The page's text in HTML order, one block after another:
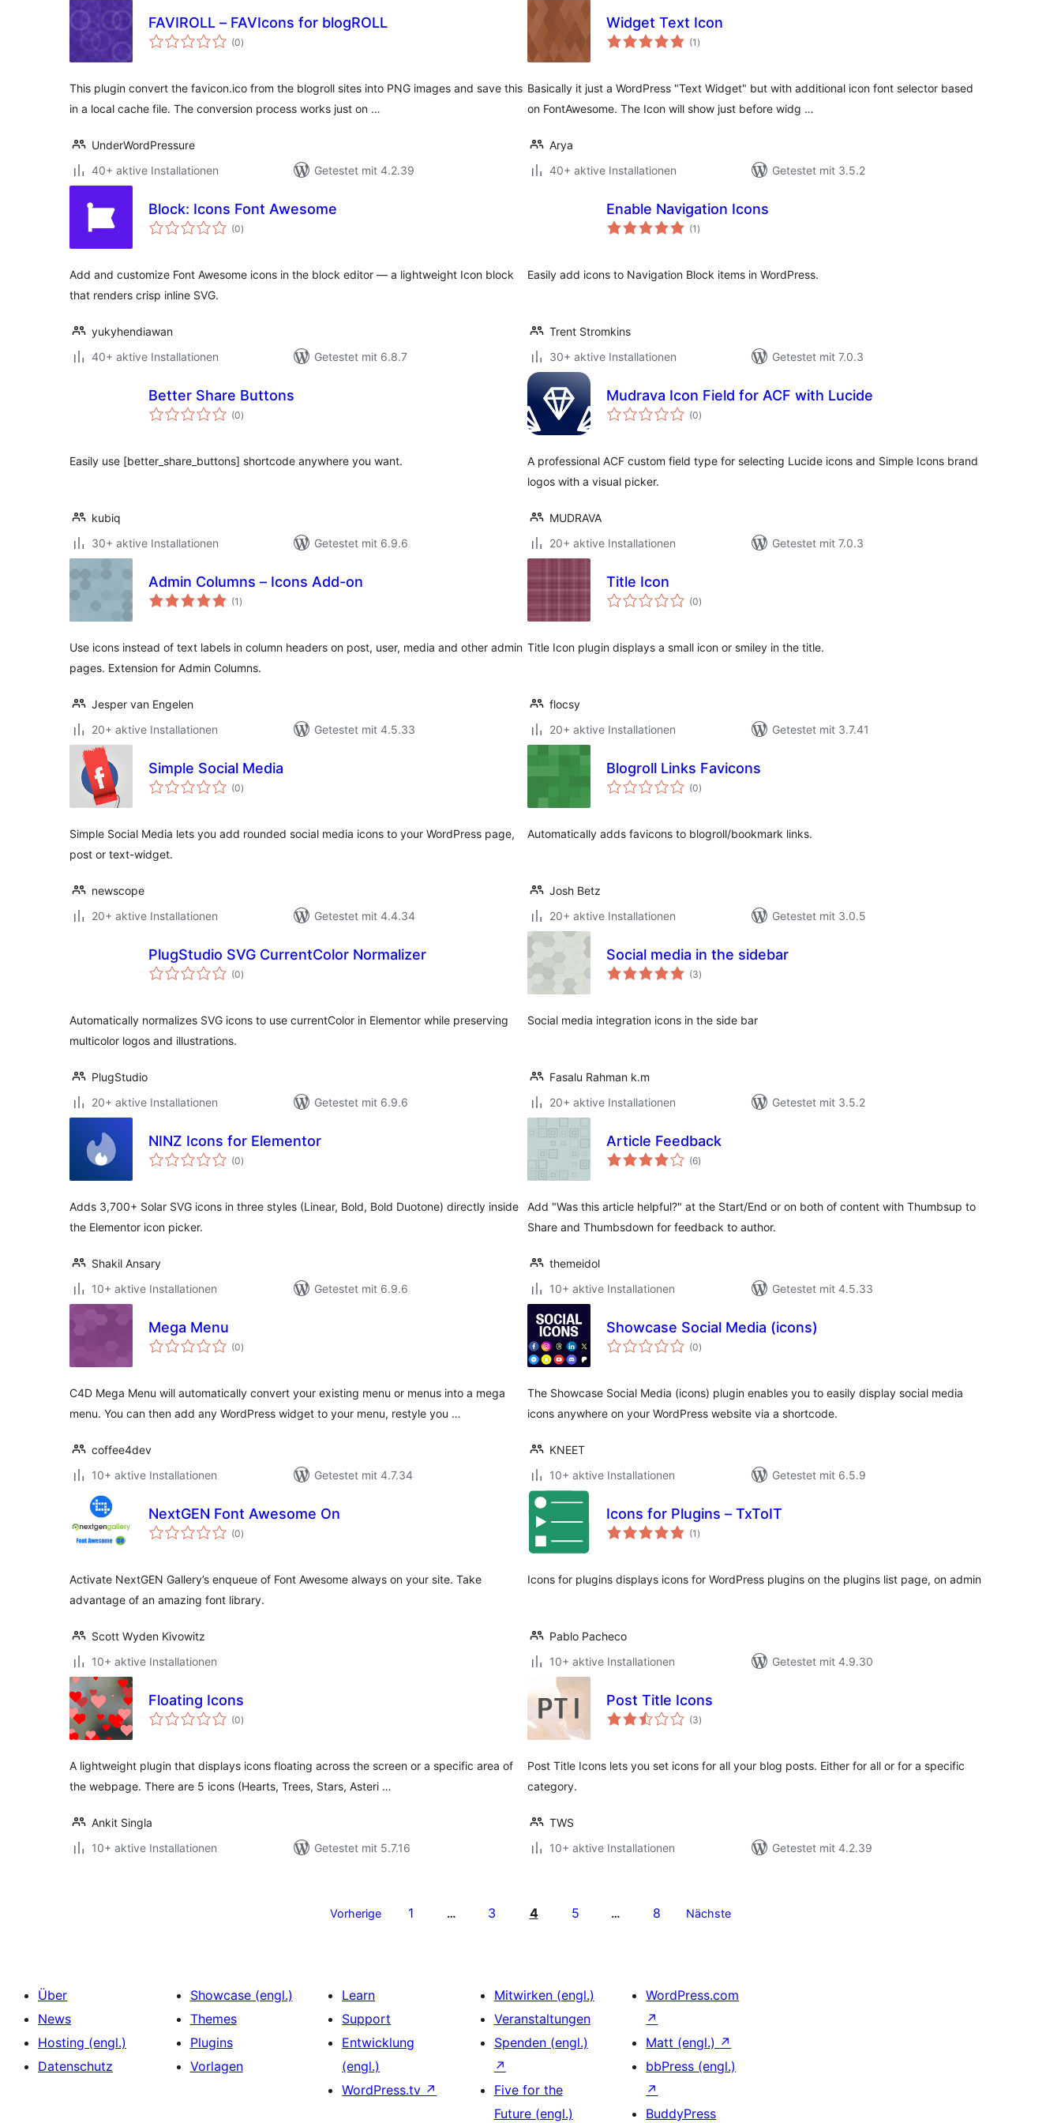
FAVIROLL – FAVIcons for blogROLL
(0Bewertungen
insgesamt
)
This plugin convert the favicon.ico from the blogroll sites into PNG images and save this
in a local cache file. The conversion process works just on …
UnderWordPressure
40+ aktive Installationen
Getestet mit 4.2.39
Widget Text Icon
(1 Bewertungen
insgesamt
)
Basically it just a WordPress "Text Widget" but with additional icon font selector based
on FontAwesome. The Icon will show just before widg …
Arya
40+ aktive Installationen
Getestet mit 3.5.2
Block: Icons Font Awesome
(0Bewertungen
insgesamt
)
Add and customize Font Awesome icons in the block editor — a lightweight Icon block
that renders crisp inline SVG.
yukyhendiawan
40+ aktive Installationen
Getestet mit 6.8.7
Enable Navigation Icons
(1 Bewertungen
insgesamt
)
Easily add icons to Navigation Block items in WordPress.
Trent Stromkins
30+ aktive Installationen
Getestet mit 7.0.3
Better Share Buttons
(0Bewertungen
insgesamt
)
Easily use [better_share_buttons] shortcode anywhere you want.
kubiq
30+ aktive Installationen
Getestet mit 6.9.6
Mudrava Icon Field for ACF with Lucide
(0Bewertungen
insgesamt
)
A professional ACF custom field type for selecting Lucide icons and Simple Icons brand
logos with a visual picker.
MUDRAVA
20+ aktive Installationen
Getestet mit 7.0.3
Admin Columns – Icons Add-on
(1 Bewertungen
insgesamt
)
Use icons instead of text labels in column headers on post, user, media and other admin
pages. Extension for Admin Columns.
Jesper van Engelen
20+ aktive Installationen
Getestet mit 4.5.33
Title Icon
(0Bewertungen
insgesamt
)
Title Icon plugin displays a small icon or smiley in the title.
flocsy
20+ aktive Installationen
Getestet mit 3.7.41
Simple Social Media
(0Bewertungen
insgesamt
)
Simple Social Media lets you add rounded social media icons to your WordPress page,
post or text-widget.
newscope
20+ aktive Installationen
Getestet mit 4.4.34
Blogroll Links Favicons
(0Bewertungen
insgesamt
)
Automatically adds favicons to blogroll/bookmark links.
Josh Betz
20+ aktive Installationen
Getestet mit 3.0.5
PlugStudio SVG CurrentColor Normalizer
(0Bewertungen
insgesamt
)
Automatically normalizes SVG icons to use currentColor in Elementor while preserving
multicolor logos and illustrations.
PlugStudio
20+ aktive Installationen
Getestet mit 6.9.6
Social media in the sidebar
(3Bewertungen
insgesamt
)
Social media integration icons in the side bar
Fasalu Rahman k.m
20+ aktive Installationen
Getestet mit 3.5.2
NINZ Icons for Elementor
(0Bewertungen
insgesamt
)
Adds 3,700+ Solar SVG icons in three styles (Linear, Bold, Bold Duotone) directly inside
the Elementor icon picker.
Shakil Ansary
10+ aktive Installationen
Getestet mit 6.9.6
Article Feedback
(6Bewertungen
insgesamt
)
Add "Was this article helpful?" at the Start/End or on both of content with Thumbsup to
Share and Thumbsdown for feedback to author.
themeidol
10+ aktive Installationen
Getestet mit 4.5.33
Mega Menu
(0Bewertungen
insgesamt
)
C4D Mega Menu will automatically convert your existing menu or menus into a mega
menu. You can then add any WordPress widget to your menu, restyle you …
coffee4dev
10+ aktive Installationen
Getestet mit 4.7.34
Showcase Social Media (icons)
(0Bewertungen
insgesamt
)
The Showcase Social Media (icons) plugin enables you to easily display social media
icons anywhere on your WordPress website via a shortcode.
KNEET
10+ aktive Installationen
Getestet mit 6.5.9
NextGEN Font Awesome On
(0Bewertungen
insgesamt
)
Activate NextGEN Gallery’s enqueue of Font Awesome always on your site. Take
advantage of an amazing font library.
Scott Wyden Kivowitz
10+ aktive Installationen
Icons for Plugins – TxToIT
(1 Bewertungen
insgesamt
)
Icons for plugins displays icons for WordPress plugins on the plugins list page, on admin
Pablo Pacheco
10+ aktive Installationen
Getestet mit 4.9.30
Floating Icons
(0Bewertungen
insgesamt
)
A lightweight plugin that displays icons floating across the screen or a specific area of
the webpage. There are 5 icons (Hearts, Trees, Stars, Asteri …
Ankit Singla
10+ aktive Installationen
Getestet mit 5.7.16
Post Title Icons
(3Bewertungen
insgesamt
)
Post Title Icons lets you set icons for all your blog posts. Either for all or for a specific
category.
TWS
10+ aktive Installationen
Getestet mit 4.2.39
Vorherige 1 … 3 4 5 … 8 Nächste
Über
News
Hosting (engl.)
Datenschutz
Showcase (engl.)
Themes
Plugins
Vorlagen
Learn
Support
Entwicklung
(engl.)
WordPress.tv ↗
Mitwirken (engl.)
Veranstaltungen
Spenden (engl.)
↗
Five for the
Future (engl.)
WordPress.com
↗
Matt (engl.) ↗
bbPress (engl.)
↗
BuddyPress